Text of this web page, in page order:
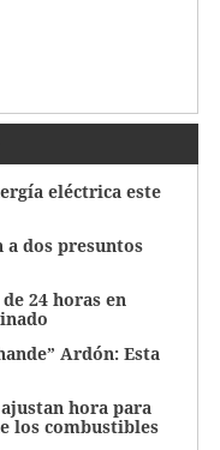
eléctrica este
a dos presuntos
24 horas en
Ardón: Esta
ajustan hora para
los combustibles